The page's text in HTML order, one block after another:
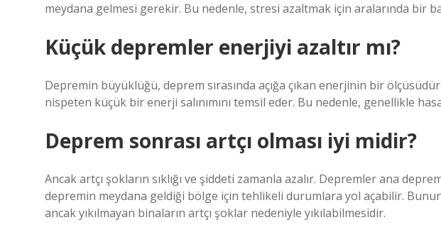
meydana gelmesi gerekir. Bu nedenle, stresi azaltmak için aralarında bir
Küçük depremler enerjiyi azaltır mı?
Depremin büyüklüğü, deprem sırasında açığa çıkan enerjinin bir
nispeten küçük bir enerji salınımını temsil eder. Bu nedenle, genellikle
Deprem sonrası artçı olması iyi midir?
Ancak artçı şokların sıklığı ve şiddeti zamanla azalır. Depremler ana
depremin meydana geldiği bölge için tehlikeli durumlara yol açabilir.
ancak yıkılmayan binaların artçı şoklar nedeniyle yıkılabilmesidir.